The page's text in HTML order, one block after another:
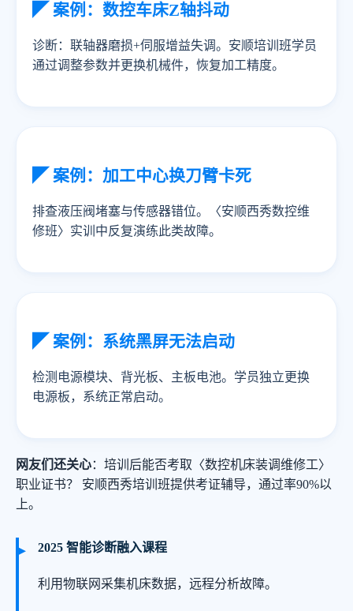
◤ 案例：数控车床Z轴抖动
诊断：联轴器磨损+伺服增益失调。安顺培训班学员
通过调整参数并更换机械件，恢复加工精度。
◤ 案例：加工中心换刀臂卡死
排查液压阀堵塞与传感器错位。〈安顺西秀数控维
修班〉实训中反复演练此类故障。
◤ 案例：系统黑屏无法启动
检测电源模块、背光板、主板电池。学员独立更换
电源板，系统正常启动。
网友们还关心：培训后能否考取〈数控机床装调维修工〉
职业证书？ 安顺西秀培训班提供考证辅导，通过率90%以
上。
2025 智能诊断融入课程
利用物联网采集机床数据，远程分析故障。